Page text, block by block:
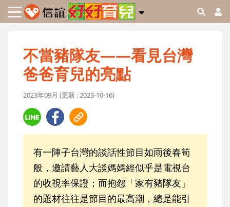
不當豬隊友——看見台灣
爸爸育兒的亮點
2023年09月 (更新 : 2023-10-16)
有一陣子台灣的談話性節目如雨後春筍
般，邀請藝人大談媽媽經似乎是電視台
的收視率保證；而抱怨「家有豬隊友」
的題材往往是節目的最高潮，總是能引